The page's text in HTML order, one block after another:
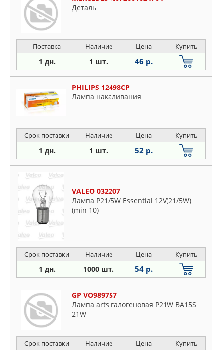
Деталь
Поставка Наличие Цена Купить
1 дн. 1 шт. 46 р.
PHILIPS 12498CP
Лампа накаливания
Срок поставки Наличие Цена Купить
1 дн. 1 шт. 52 р.
VALEO 032207
Лампа P21/5W Essential 12V(21/5W)
(min 10)
Срок поставки Наличие Цена Купить
1 дн. 1000 шт. 54 р.
GP VO989757
Лампа arts галогеновая P21W BA15S
21W
Срок поставки Наличие Цена Купить